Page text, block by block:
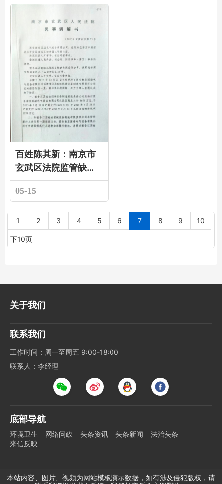
百姓陈其新：南京市
玄武区法院监管缺
失、不作为，法官刘
某某徇私枉法、渎
职、不作为!
05-15
1 2 3 4 5 6 7 8 9 10
下10页
关于我们
联系我们
工作时间：周一至周五 9:00-18:00
联系人：李经理
底部导航
环境卫生 网络问政 头条资讯 头条新闻
法治头条
来信反映
本站内容、图片、视频为网站模板演示数据，如有涉及侵犯版权，请